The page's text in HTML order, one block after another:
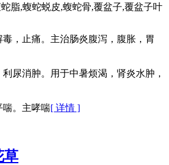
脂,蝮蛇蜕皮,蝮蛇骨,覆盆子,覆盆子叶
毒，止痛。主治肠炎腹泻，腹胀，胃
利尿消肿。用于中暑烦渴，肾炎水肿，
喘。主哮喘[ 详情 ]
草